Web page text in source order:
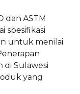
dan ASTM
spesifikasi
untuk menilai
di Sulawesi
yang